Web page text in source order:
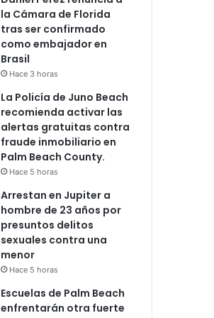
la Cámara de Florida
tras ser confirmado
como embajador en
Brasil
Hace 3 horas
La Policía de Juno Beach
recomienda activar las
alertas gratuitas contra
fraude inmobiliario en
Palm Beach County.
Hace 5 horas
Arrestan en Jupiter a
hombre de 23 años por
presuntos delitos
sexuales contra una
menor
Hace 5 horas
Escuelas de Palm Beach
enfrentarán otra fuerte